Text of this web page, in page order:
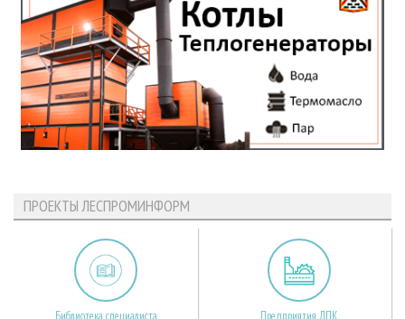
ПРОЕКТЫ ЛЕСПРОМИНФОРМ
Библиотека специалиста Предприятия ЛПК